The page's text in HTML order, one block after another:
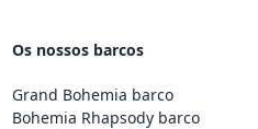
Os nossos barcos
Grand Bohemia barco
Bohemia Rhapsody barco